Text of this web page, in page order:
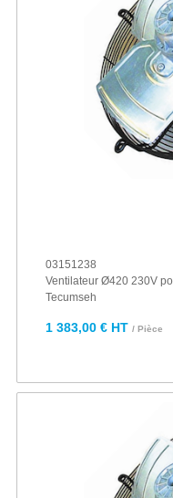
03151238
Ventilateur Ø420 230V
Tecumseh
1 383,00 € HT / Pièce